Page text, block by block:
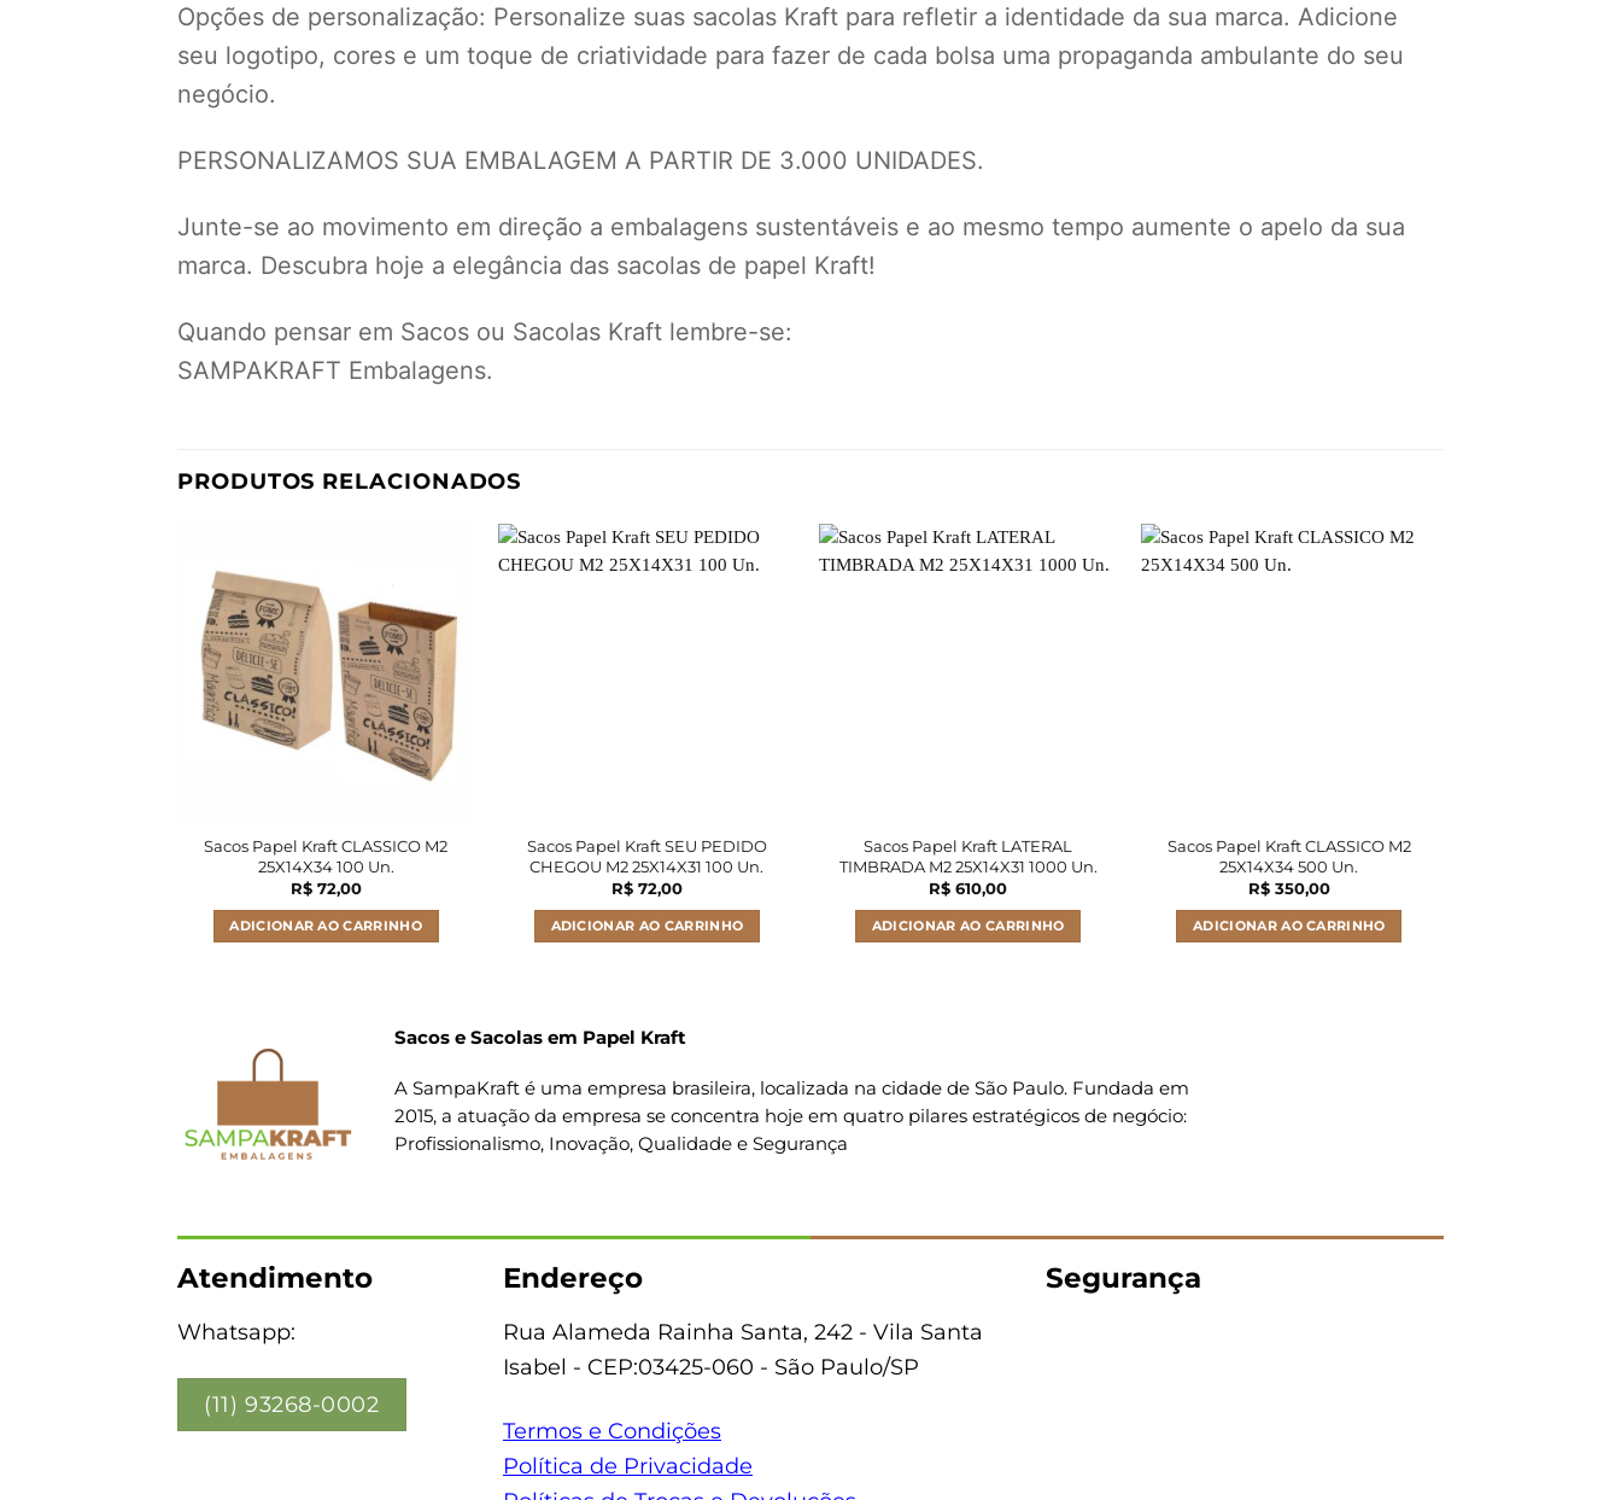
Opções de personalização: Personalize suas sacolas Kraft para refletir a identidade da sua marca. Adicione
seu logotipo, cores e um toque de criatividade para fazer de cada bolsa uma propaganda ambulante do seu
negócio.
PERSONALIZAMOS SUA EMBALAGEM A PARTIR DE 3.000 UNIDADES.
Junte-se ao movimento em direção a embalagens sustentáveis e ao mesmo tempo aumente o apelo da sua
marca. Descubra hoje a elegância das sacolas de papel Kraft!
Quando pensar em Sacos ou Sacolas Kraft lembre-se:
SAMPAKRAFT Embalagens.
PRODUTOS RELACIONADOS
Sacos Papel Kraft CLASSICO M2
25X14X34 100 Un.
R$72,00
ADICIONAR AO CARRINHO
Sacos Papel Kraft SEU PEDIDO
CHEGOU M2 25X14X31 100 Un.
R$72,00
ADICIONAR AO CARRINHO
Sacos Papel Kraft LATERAL
TIMBRADA M2 25X14X31 1000 Un.
R$ 610,00
ADICIONAR AO CARRINHO
Sacos Papel Kraft CLASSICO M2
25X14X34 500 Un.
R$350,00
ADICIONAR AO CARRINHO
Sacos e Sacolas em Papel Kraft
A SampaKraft é uma empresa brasileira, localizada na cidade de São Paulo. Fundada em
2015, a atuação da empresa se concentra hoje em quatro pilares estratégicos de negócio:
Profissionalismo, Inovação, Qualidade e Segurança
Atendimento
Whatsapp:
(11) 93268-0002
Endereço
Rua Alameda Rainha Santa, 242 - Vila Santa
Isabel - CEP:03425-060 - São Paulo/SP
Termos e Condições
Política de Privacidade
Segurança